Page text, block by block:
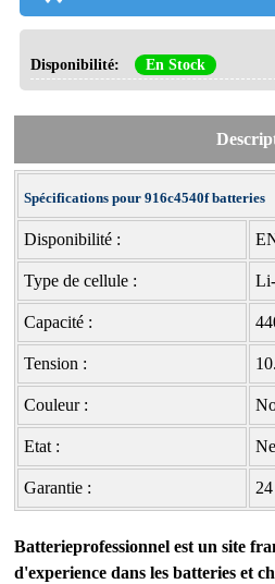
Disponibilité: En Stock
Spécifications pour 916c4540f batteries
Disponibilité :
Type de cellule :
Capacité :
Tension :
Couleur :
Etat :
Garantie :
Batterieprofessionnel est un site
d'experience dans les batteries et